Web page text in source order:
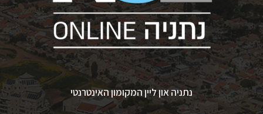
נתניה און ליין המקומון האינטרנטי